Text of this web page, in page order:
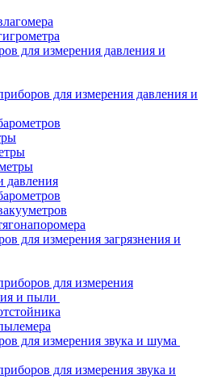
для измерения давления и
для измерения давления и
давления
для измерения загрязнения и
для измерения
и пыли
для измерения звука и шума
для измерения звука и